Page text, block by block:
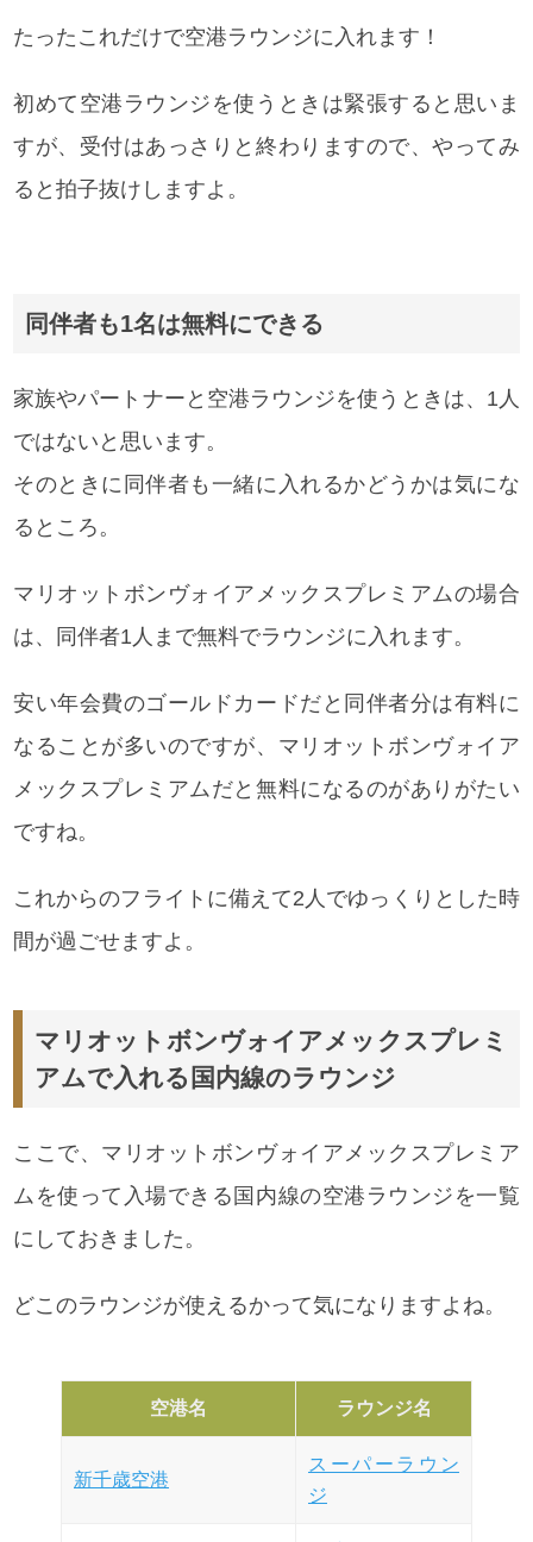
たったこれだけで空港ラウンジに入れます！
初めて空港ラウンジを使うときは緊張すると思いま
すが、受付はあっさりと終わりますので、やってみ
ると拍子抜けしますよ。
同伴者も1名は無料にできる
家族やパートナーと空港ラウンジを使うときは、1人
ではないと思います。
そのときに同伴者も一緒に入れるかどうかは気にな
るところ。
マリオットボンヴォイアメックスプレミアムの場合
は、同伴者1人まで無料でラウンジに入れます。
安い年会費のゴールドカードだと同伴者分は有料に
なることが多いのですが、 マリオットボンヴォイア
メックスプレミアムだと無料になるのがありがたい
ですね。
これからのフライトに備えて2人でゆっくりとした時
間が過ごせますよ。
マリオットボンヴォイアメックスプレミ
アムで入れる国内線のラウンジ
ここで、 マリオットボンヴォイアメックスプレミア
ムを使って入場できる国内線の空港ラウンジを一覧
にしておきました。
どこのラウンジが使えるかって気になりますよね。
空港名 ラウンジ名
新千歳空港
スーパーラウン
ジ